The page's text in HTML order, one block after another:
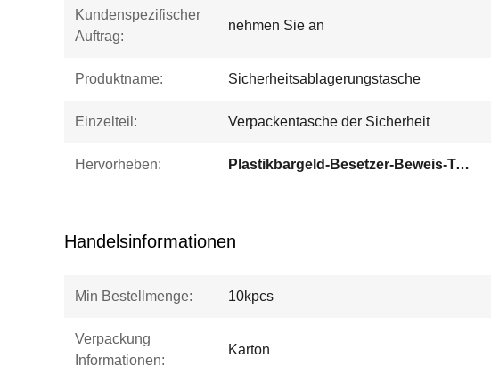
Kundenspezifischer
Auftrag:
nehmen Sie an
Produktname: Sicherheitsablagerungstasche
Einzelteil: Verpackentasche der Sicherheit
Hervorheben: Plastikbargeld-Besetzer-Beweis-Taschen
Handelsinformationen
Min Bestellmenge: 10kpcs
Verpackung
Informationen:
Karton